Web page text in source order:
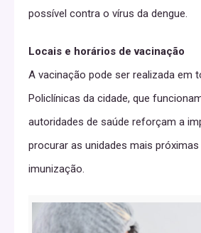
possível contra o vírus da dengue.
Locais e horários de vacinação
A vacinação pode ser realizada em
Policlínicas da cidade, que
autoridades de saúde reforçam a
procurar as unidades mais
imunização.